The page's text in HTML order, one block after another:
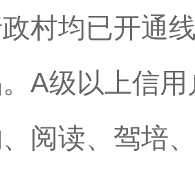
村均已开通
A级以上信
阅读、驾培